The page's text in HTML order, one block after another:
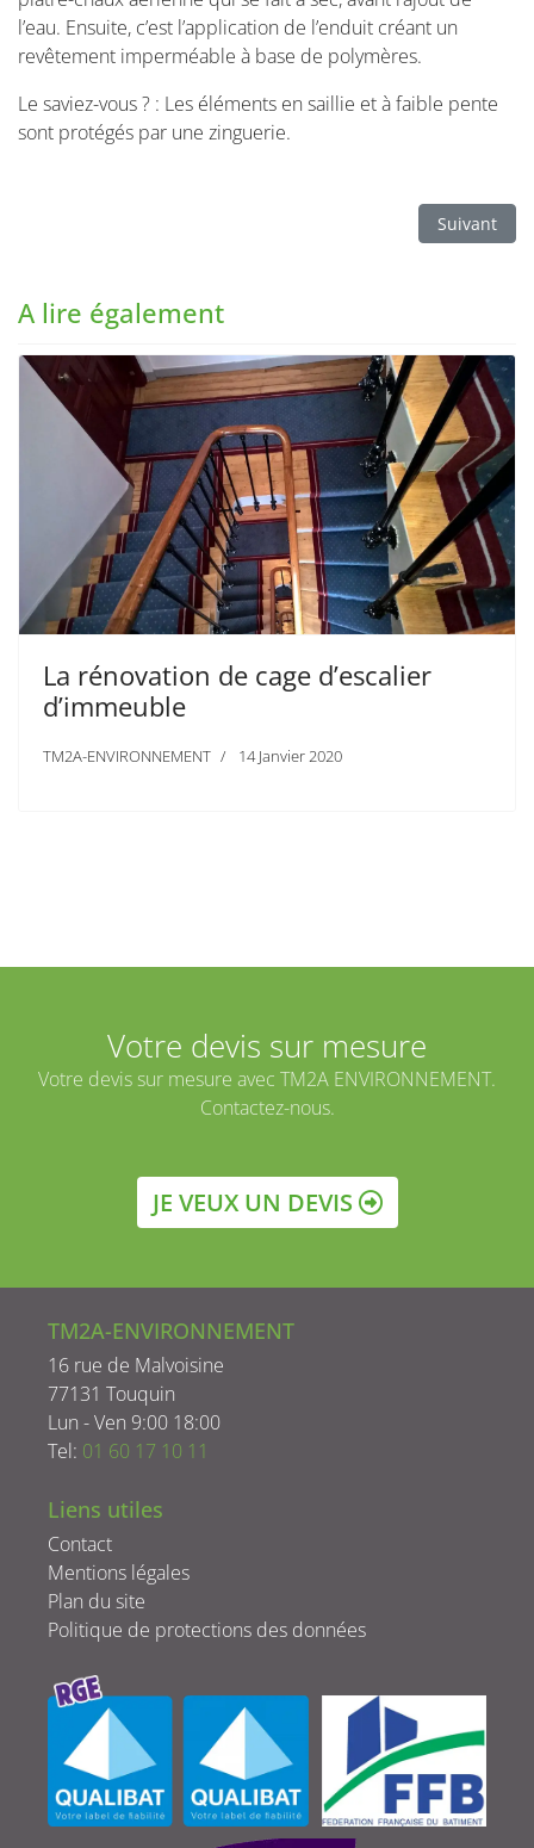
l’eau. Ensuite, c’est l’application de l’enduit créant un
revêtement imperméable à base de polymères.
Le saviez-vous ? : Les éléments en saillie et à faible pente
sont protégés par une zinguerie.
Article
Suivant
A lire également
La rénovation de cage d’escalier
d’immeuble
TM2A-ENVIRONNEMENT 14 Janvier 2020
Votre devis sur mesure
Votre devis sur mesure avec TM2A ENVIRONNEMENT.
Contactez-nous.
JE VEUX UN DEVIS
TM2A-ENVIRONNEMENT
16 rue de Malvoisine
77131 Touquin
Lun - Ven 9:00 18:00
Tel: 01 60 17 10 11
Liens utiles
Contact
Mentions légales
Plan du site
Politique de protections des données